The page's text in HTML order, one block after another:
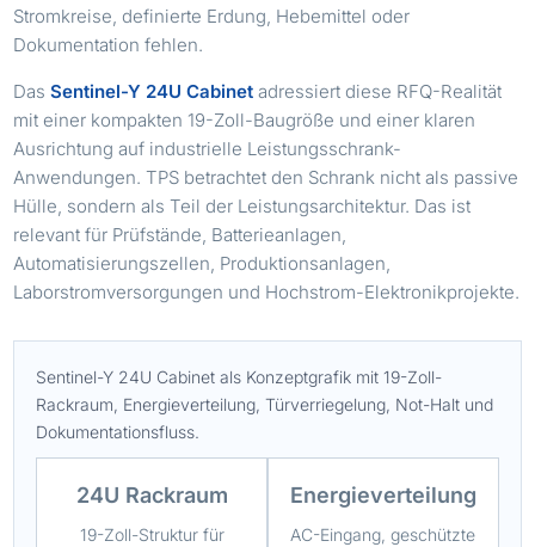
Stromkreise, definierte Erdung, Hebemittel oder
Dokumentation fehlen.
DasSentinel-Y 24U Cabinet adressiert diese RFQ-Realität
mit einer kompakten 19-Zoll-Baugröße und einer klaren
Ausrichtung auf industrielle Leistungsschrank-
Anwendungen. TPS betrachtet den Schrank nicht als passive
Hülle, sondern als Teil der Leistungsarchitektur. Das ist
relevant für Prüfstände, Batterieanlagen,
Automatisierungszellen, Produktionsanlagen,
Laborstromversorgungen und Hochstrom-Elektronikprojekte.
Sentinel-Y 24U Cabinet als Konzeptgrafik mit 19-Zoll-
Rackraum, Energieverteilung, Türverriegelung, Not-Halt und
Dokumentationsfluss.
24U Rackraum
19-Zoll-Struktur für
Energieverteilung
AC-Eingang, geschützte